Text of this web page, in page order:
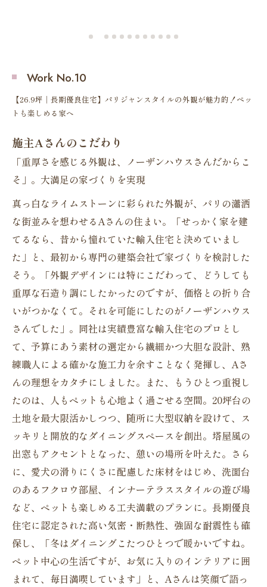
Work No.10
【26.9坪｜長期優良住宅】パリジャンスタイルの外観が魅力的！ペッ
トも楽しめる家へ
施主Aさんのこだわり
「重厚さを感じる外観は、ノーザンハウスさんだからこ
そ」。大満足の家づくりを実現
真っ白なライムストーンに彩られた外観が、パリの瀟洒
な街並みを想わせるAさんの住まい。「せっかく家を建
てるなら、昔から憧れていた輸入住宅と決めていまし
た」と、最初から専門の建築会社で家づくりを検討した
そう。「外観デザインには特にこだわって、どうしても
重厚な石造り調にしたかったのですが、価格との折り合
いがつかなくて。それを可能にしたのがノーザンハウス
さんでした」。同社は実績豊富な輸入住宅のプロとし
て、予算にあう素材の選定から繊細かつ大胆な設計、熟
練職人による確かな施工力を余すことなく発揮し、Aさ
んの理想をカタチにしました。また、もうひとつ重視し
たのは、人もペットも心地よく過ごせる空間。20坪台の
土地を最大限活かしつつ、随所に大型収納を設けて、ス
ッキリと開放的なダイニングスペースを創出。塔屋風の
出窓もアクセントとなった、憩いの場所を叶えた。さら
に、愛犬の滑りにくさに配慮した床材をはじめ、洗面台
のあるフクロウ部屋、インナーテラススタイルの遊び場
など、ペットも楽しめる工夫満載のプランに。長期優良
住宅に認定された高い気密・断熱性、強固な耐震性も確
保し、「冬はダイニングこたつひとつで暖かいですね。
ペット中心の生活ですが、お気に入りのインテリアに囲
まれて、毎日満喫しています」と、Aさんは笑顔で語っ